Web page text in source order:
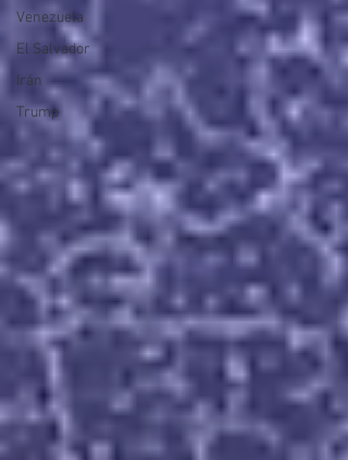
Venezuela
El Salvador
Irán
Trump